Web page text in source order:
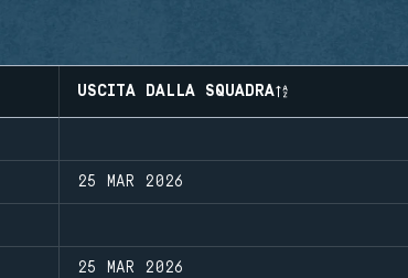
USCITA DALLA SQUADRA
25 MAR 2026
25 MAR 2026